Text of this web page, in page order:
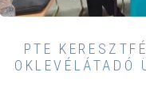
PTE